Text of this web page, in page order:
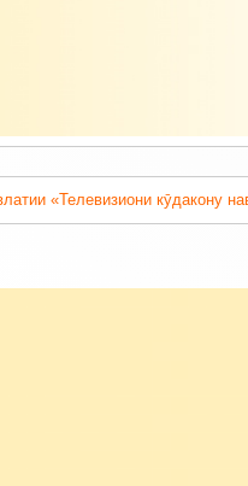
«Телевизиони кӯдакону